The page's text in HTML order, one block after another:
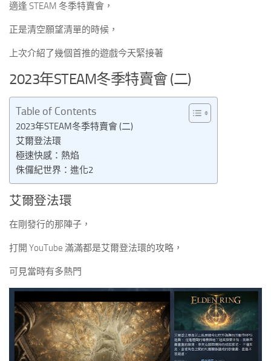
適逢 STEAM 冬季特賣會，
正是清空願望清單的時候，
上次介紹了幾個首推的遊戲今天緊接著
2023年STEAM冬季特賣會 (二)
Table of Contents
2023年STEAM冬季特賣會 (二)
艾爾登法環
極速快感：熱焰
侏儸紀世界：進化2
艾爾登法環
在剛發行的那陣子，
打開 YouTube 滿滿都是艾爾登法環的攻略，
可見當時有多熱門